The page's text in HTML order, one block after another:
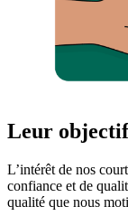
Leur
L’intérêt de nos
confiance et de
qualité que nous